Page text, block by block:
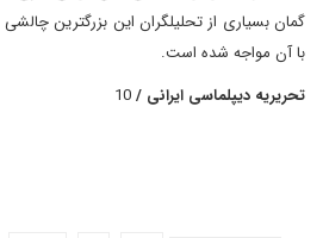
گمان بسیاری از تحلیلگران این بزرگترین
با آن مواجه شده است.
تحریریه دیپلماسی ایرانی /10